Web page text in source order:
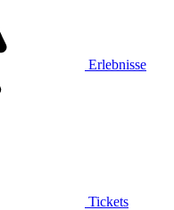
Erlebnisse
Tickets